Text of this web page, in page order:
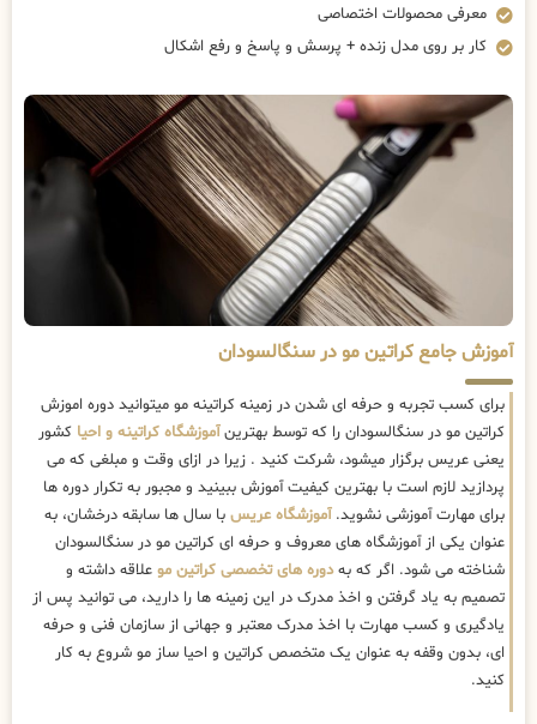
معرفی محصولات اختصاصی
کار بر روی مدل زنده + پرسش و پاسخ و رفع اشکال
آموزش جامع کراتین مو در سنگالسودان
برای کسب تجربه و حرفه ای شدن در زمینه کراتینه مو میتوانید دوره اموزش
کراتین مو در سنگالسودان را که توسط بهترینآموزشگاه کراتینه و احیا کشور
یعنی عریس برگزار میشود، شرکت کنید . زیرا در ازای وقت و مبلغی که می
پردازید لازم است با بهترین کیفیت آموزش ببینید و مجبور به تکرار دوره ها
برای مهارت آموزشی نشوید.آموزشگاه عریس با سال ها سابقه درخشان، به
عنوان یکی از آموزشگاه های معروف و حرفه ای کراتین مو در سنگالسودان
شناخته می شود. اگر که بهدوره های تخصصی کراتین مو علاقه داشته و
تصمیم به یاد گرفتن و اخذ مدرک در این زمینه ها را دارید، می توانید پس از
یادگیری و کسب مهارت با اخذ مدرک معتبر و جهانی از سازمان فنی و حرفه
ای، بدون وقفه به عنوان یک متخصص کراتین و احیا ساز مو شروع به کار
کنید.